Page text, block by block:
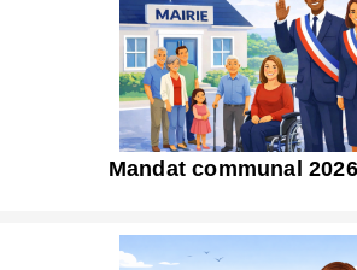
Mandat communal